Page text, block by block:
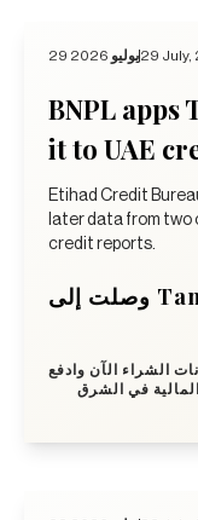
29 يوليو 202629 July,
BNPL apps
it to UAE
Etihad Credit
later data from
credit reports.
تطبيقات BNPL Tabby وTamara وصلت إلى
الشراء الآن وادفع
في الشرق